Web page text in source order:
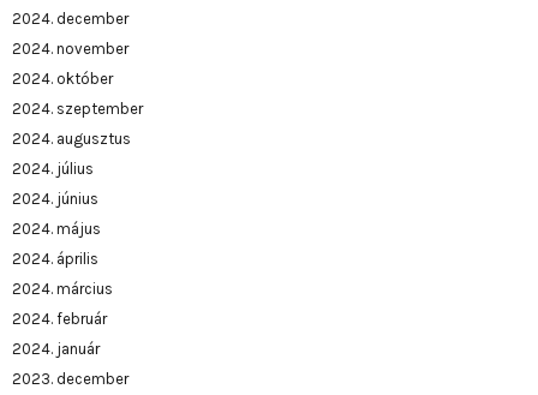
2024. december
2024. november
2024. október
2024. szeptember
2024. augusztus
2024. július
2024. június
2024. május
2024. április
2024. március
2024. február
2024. január
2023. december